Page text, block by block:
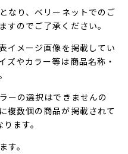
なり、ベリーネットでのご
すのでご了承ください。
イメージ画像を掲載してい
ズやカラー等は商品名称・
ーの選択はできませんの
複数個の商品が掲載されて
ます。
。